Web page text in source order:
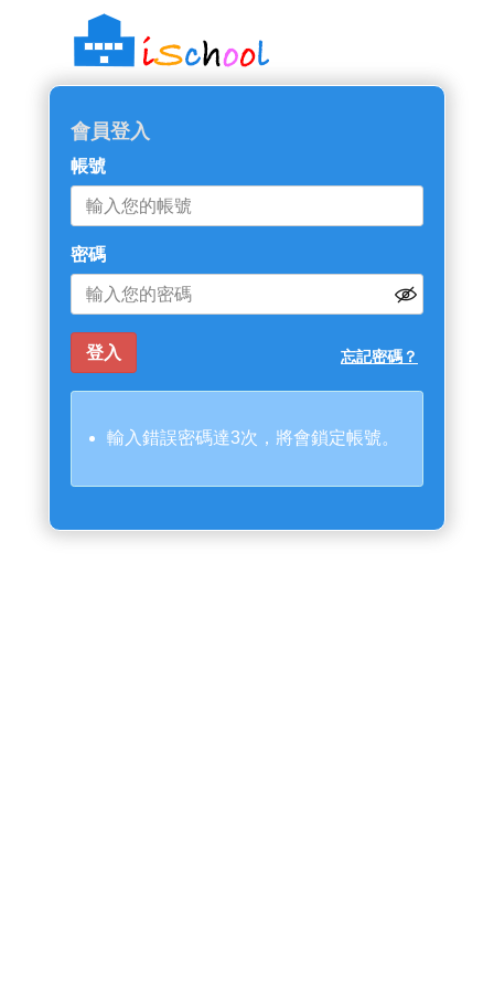
::: 跳過主導覽區塊
會員登入
帳號
密碼
忘記密碼？
輸入錯誤密碼達3次，將會鎖定帳號。